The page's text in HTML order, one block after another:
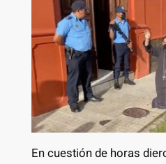
En cuestión de horas